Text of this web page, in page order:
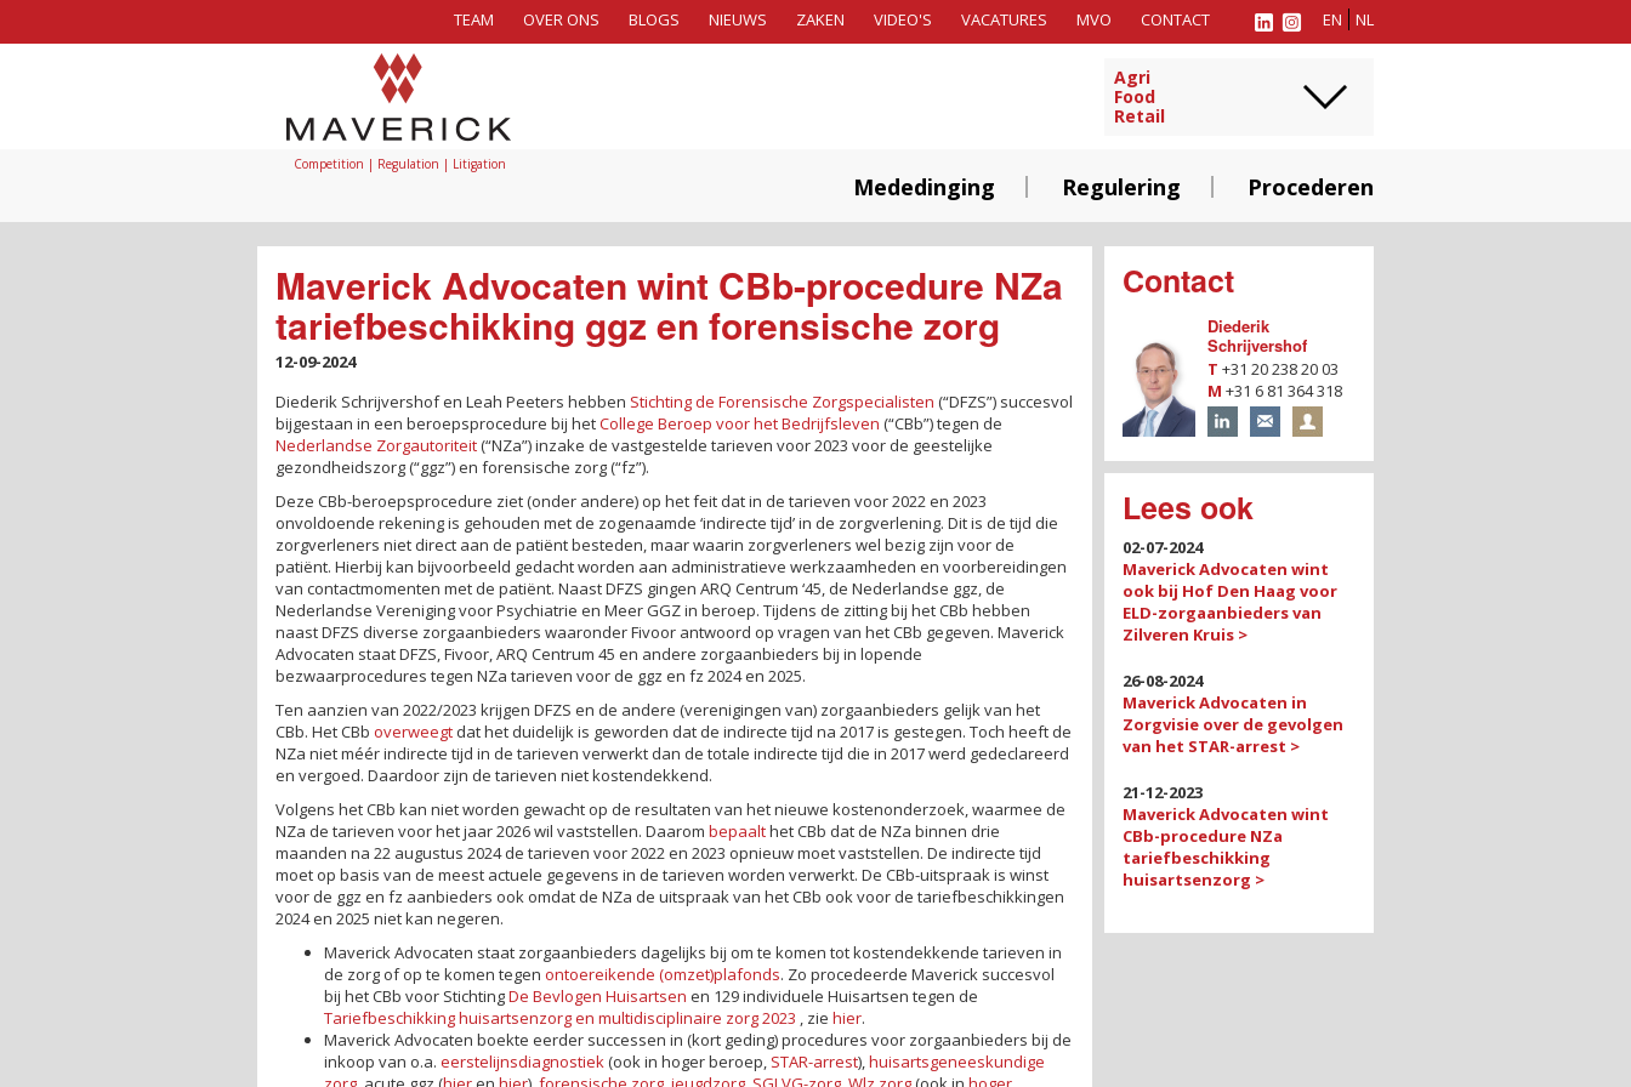
EN NL
TEAM OVER ONS BLOGS NIEUWS ZAKEN VIDEO'S VACATURES MVO CONTACT
Competition | Regulation | Litigation
Agri
Food
Retail
Mededinging Regulering Procederen
Maverick Advocaten wint CBb-procedure NZa
tariefbeschikking ggz en forensische zorg
12-09-2024
Diederik Schrijvershof en Leah Peeters hebben Stichting de Forensische Zorgspecialisten (“DFZS”) succesvol
bijgestaan in een beroepsprocedure bij hetCollege Beroep voor het Bedrijfsleven (“CBb”) tegen de
Nederlandse Zorgautoriteit(“NZa”) inzake de vastgestelde tarieven voor 2023 voor de geestelijke
gezondheidszorg (“ggz”) en forensische zorg (“fz”).
Deze CBb-beroepsprocedure ziet (onder andere) op het feit dat in de tarieven voor 2022 en 2023
onvoldoende rekening is gehouden met de zogenaamde ‘indirecte tijd’ in de zorgverlening. Dit is de tijd die
zorgverleners niet direct aan de patiënt besteden, maar waarin zorgverleners wel bezig zijn voor de
patiënt. Hierbij kan bijvoorbeeld gedacht worden aan administratieve werkzaamheden en voorbereidingen
van contactmomenten met de patiënt. Naast DFZS gingen ARQ Centrum ‘45, de Nederlandse ggz, de
Nederlandse Vereniging voor Psychiatrie en Meer GGZ in beroep. Tijdens de zitting bij het CBb hebben
naast DFZS diverse zorgaanbieders waaronder Fivoor antwoord op vragen van het CBb gegeven. Maverick
Advocaten staat DFZS, Fivoor, ARQ Centrum 45 en andere zorgaanbieders bij in lopende
bezwaarprocedures tegen NZa tarieven voor de ggz en fz 2024 en 2025.
Ten aanzien van 2022/2023 krijgen DFZS en de andere (verenigingen van) zorgaanbieders gelijk van het
CBb. Het CBb overweegt dat het duidelijk is geworden dat de indirecte tijd na 2017 is gestegen. Toch heeft de
NZa niet méér indirecte tijd in de tarieven verwerkt dan de totale indirecte tijd die in 2017 werd gedeclareerd
en vergoed. Daardoor zijn de tarieven niet kostendekkend.
Volgens het CBb kan niet worden gewacht op de resultaten van het nieuwe kostenonderzoek, waarmee de
NZa de tarieven voor het jaar 2026 wil vaststellen. Daarom bepaalthet CBb dat de NZa binnen drie
maanden na 22 augustus 2024 de tarieven voor 2022 en 2023 opnieuw moet vaststellen. De indirecte tijd
moet op basis van de meest actuele gegevens in de tarieven worden verwerkt. De CBb-uitspraak is winst
voor de ggz en fz aanbieders ook omdat de NZa de uitspraak van het CBb ook voor de tariefbeschikkingen
2024 en 2025 niet kan negeren.
Maverick Advocaten staat zorgaanbieders dagelijks bij om te komen tot kostendekkende tarieven in
de zorg of op te komen tegen ontoereikende (omzet)plafonds. Zo procedeerde Maverick succesvol
bij het CBb voor StichtingDe Bevlogen Huisartsen en 129 individuele Huisartsen tegen de
Tariefbeschikking huisartsenzorg en multidisciplinaire zorg 2023 , zie hier.
Maverick Advocaten boekte eerder successen in (kort geding) procedures voor zorgaanbieders bij de
inkoop van o.a. eerstelijnsdiagnostiek (ook in hoger beroep, STAR-arrest), huisartsgeneeskundige
Contact
Diederik
Schrijvershof
T +31 20 238 20 03
M +31 6 81 364 318
Lees ook
02-07-2024
Maverick Advocaten wint
ook bij Hof Den Haag voor
ELD-zorgaanbieders van
Zilveren Kruis >
26-08-2024
Maverick Advocaten in
Zorgvisie over de gevolgen
van het STAR-arrest >
21-12-2023
Maverick Advocaten wint
CBb-procedure NZa
tariefbeschikking
huisartsenzorg >